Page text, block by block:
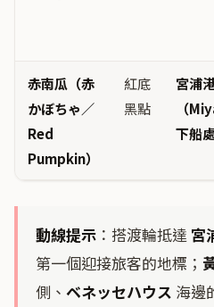
赤南瓜（赤
かぼちゃ／
Red
Pumpkin）
紅底
黑點
宮浦
（
下船
動線提示 ：搭渡輪抵達 宮
第一個迎接旅客的地標；
側、 ベネッセハウス 海邊